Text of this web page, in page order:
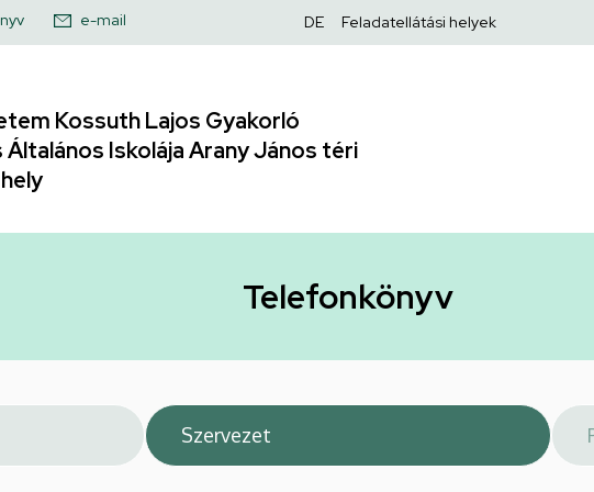
e-mail
Felső
DE Feladatellátási helyek
Kossuth Lajos Gyakorló
Általános Iskolája Arany János téri
Telefonkönyv